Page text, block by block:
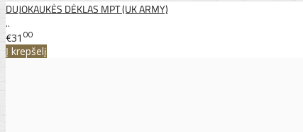
DUJOKAUKĖS DĖKLAS MPT (UK ARMY)
..
€31 00
Į krepšelį